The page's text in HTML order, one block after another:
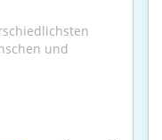
und